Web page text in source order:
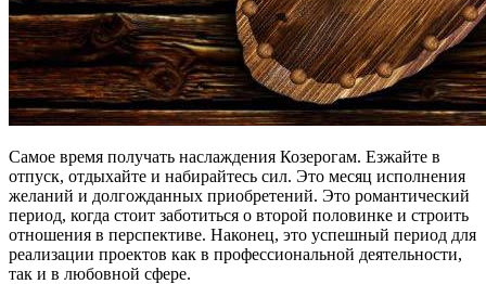
Самое время получать наслаждения Козерогам. Езжайте в
отпуск, отдыхайте и набирайтесь сил. Это месяц исполнения
желаний и долгожданных приобретений. Это романтический
период, когда стоит заботиться о второй половинке и строить
отношения в перспективе. Наконец, это успешный период для
реализации проектов как в профессиональной деятельности,
так и в любовной сфере.